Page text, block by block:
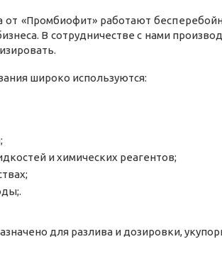
от «Промбиофит» работают
В сотрудничестве с нами
широко используются:
и химических реагентов;
для разлива и дозировки,